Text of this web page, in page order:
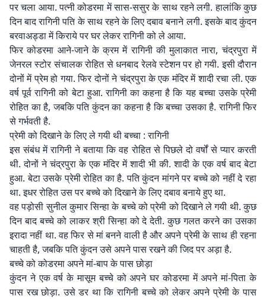
पर चला आया. पत्नी कोडरमा में सास-ससुर के साथ रहने लगी. हालांकि कुछ
दिन बाद रागिनी पति के साथ रहने के लिए दबाव बनाने लगी. इसके बाद कुंदन
बरवाअड्डा में किराये पर घर लेकर रागिनी को ले आया.
फिर कोडरमा आने-जाने के क्रम में रागिनी की मुलाकात नारा, चंद्रपुरा में
जेनरल स्टोर संचालक रोहित से धनबाद रेलवे स्टेशन पर हो गयी. इसी दौरान
दोनों में प्रेम हो गया. फिर दोनों ने चंद्रपुरा के एक मंदिर में शादी रचा ली. एक
वर्ष पूर्व रागिनी को बेटा हुआ. रागिनी का कहना है कि यह बच्चा उसके प्रेमी
रोहित का है, जबकि पति कुंदन का कहना है कि बच्चा उसका है. रागिनी फिर
से गर्भवती है.
प्रेमी को दिखाने के लिए ले गयी थी बच्चा : रागिनी
इस संबंध में रागिनी ने बताया कि वह रोहित से पिछले दो वर्षों से प्यार करती
थी. दोनों ने चंद्रपुरा के एक मंदिर में शादी भी की. शादी के एक वर्ष बाद बेटा
हुआ. बेटा उसके प्रेमी रोहित का है. पति कुंदन मांगने पर बच्चे को नहीं दे रहा
था. इधर रोहित उस पर बच्चे काे दिखाने के लिए दबाव बनाये हुए था.
वह पड़ोसी सुनील कुमार सिन्हा के बच्चे को प्रेमी को दिखाने ले गयी थी. कुछ
दिन बाद बच्चे को लाकर श्री सिन्हा को दे देती. कुछ गलत करने का उसका
इरादा नहीं था. वह फिर से मां बनने वाली है और अपने प्रेमी के साथ ही रहना
चाहती है, जबकि पति कुंदन उसे अपने पास रखने की जिद पर अड़ा है.
बच्चे को कोडरमा अपने मां-बाप के पास छोड़ा
कुंदन ने एक वर्ष के मासूम बच्चे को अपने घर कोडरमा में अपने मां-पिता के
पास रख छोड़ा. उसे डर था कि रागिनी बच्चे को लेकर अपने प्रेमी के पास